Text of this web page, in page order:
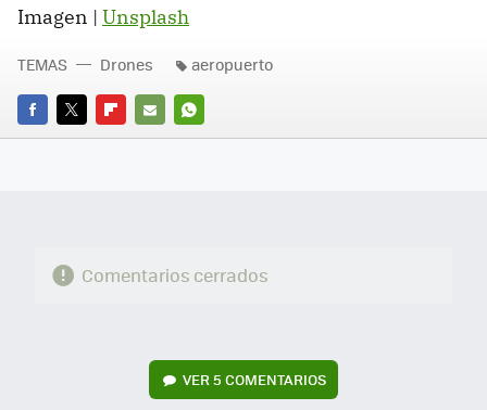
Imagen | Unsplash
FACEBOOK
TWITTERFLIPBOARD
E-
WHATSAPP
TEMAS Drones aeropuerto
Comentarios cerrados
VER5 COMENTARIOS